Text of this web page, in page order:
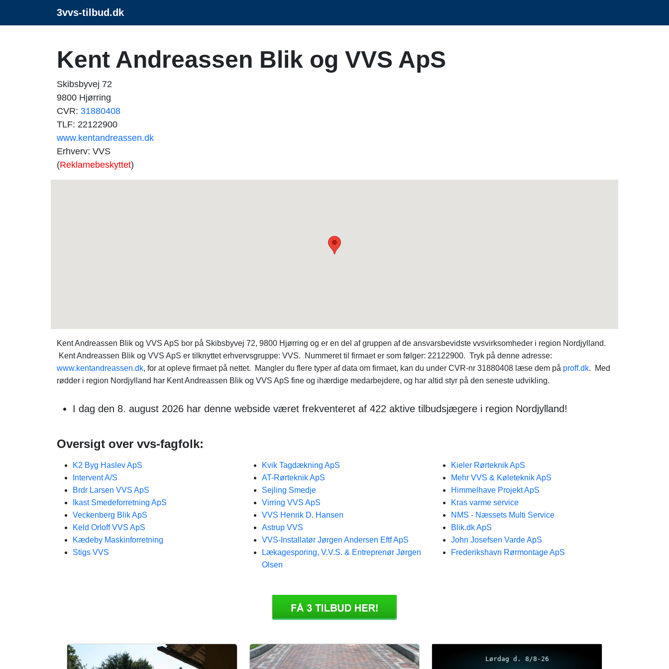
3vvs-tilbud.dk
Kent Andreassen Blik og VVS ApS
Skibsbyvej 72
9800 Hjørring
CVR: 31880408
TLF: 22122900
www.kentandreassen.dk
Erhverv: VVS
(Reklamebeskyttet)
Kent Andreassen Blik og VVS ApS bor på Skibsbyvej 72, 9800 Hjørring og er en del af gruppen af de ansvarsbevidste vvsvirksomheder i region Nordjylland.
Kent Andreassen Blik og VVS ApS er tilknyttet erhvervsgruppe: VVS. Nummeret til firmaet er som følger: 22122900. Tryk på denne adresse:
www.kentandreassen.dk, for at opleve firmaet på nettet. Mangler du flere typer af data om firmaet, kan du under CVR-nr 31880408 læse dem på proff.dk. Med
rødder i region Nordjylland har Kent Andreassen Blik og VVS ApS fine og ihærdige medarbejdere, og har altid styr på den seneste udvikling.
I dag den 8. august 2026 har denne webside været frekventeret af 422 aktive tilbudsjægere i region Nordjylland!
Oversigt over vvs-fagfolk:
K2 Byg Haslev ApS
Intervent A/S
Brdr Larsen VVS ApS
Ikast Smedeforretning ApS
Veckenberg Blik ApS
Keld Orloff VVS ApS
Kædeby Maskinforretning
Stigs VVS
Kvik Tagdækning ApS
AT-Rørteknik ApS
Sejling Smedje
Virring VVS ApS
VVS Henrik D. Hansen
Astrup VVS
VVS-Installatør Jørgen Andersen Eftf ApS
Lækagesporing, V.V.S. & Entreprenør Jørgen
Olsen
Kieler Rørteknik ApS
Mehr VVS & Køleteknik ApS
Himmelhave Projekt ApS
Kras varme service
NMS - Næssets Multi Service
Blik.dk ApS
John Josefsen Varde ApS
Frederikshavn Rørmontage ApS
Lørdag d. 8/8-26